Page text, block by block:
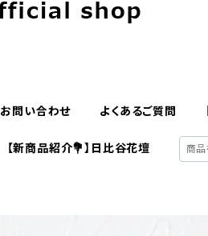
お問い合わせ よくあるご質問
【新商品紹介💐】日比谷花壇